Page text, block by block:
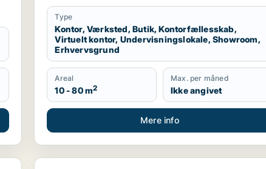
Type
Kontor, Værksted, Butik, Kontorfællesskab,
Virtuelt kontor, Undervisningslokale, Showroom,
Erhvervsgrund
Areal
10 - 80 m2
Max. per måned
Ikke angivet
Mere info